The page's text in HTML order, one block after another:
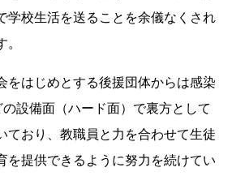
学校生活を送ることを余儀なくされ
はじめとする後援団体からは感染
設備面（ハード面）で裏方として
ており、教職員と力を合わせて生徒
を提供できるように努力を続けてい